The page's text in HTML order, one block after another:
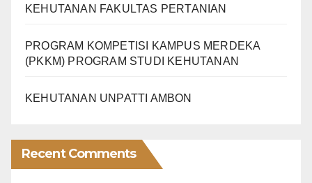
KEHUTANAN FAKULTAS PERTANIAN
PROGRAM KOMPETISI KAMPUS MERDEKA
(PKKM) PROGRAM STUDI KEHUTANAN
KEHUTANAN UNPATTI AMBON
Recent Comments